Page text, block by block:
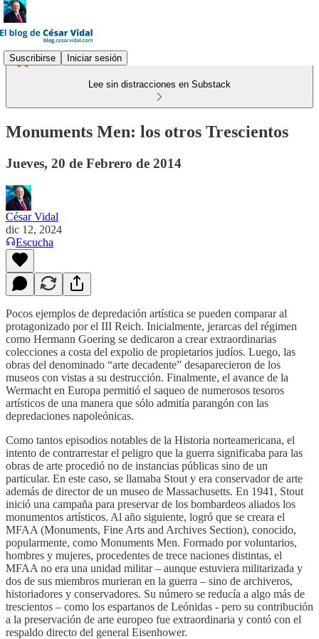
Suscribirse Iniciar sesión
Lee sin distracciones en Substack
Monuments Men: los otros Trescientos
Jueves, 20 de Febrero de 2014
César Vidal
dic 12, 2024
Escucha
Pocos ejemplos de depredación artística se pueden comparar al
protagonizado por el III Reich. Inicialmente, jerarcas del régimen
como Hermann Goering se dedicaron a crear extraordinarias
colecciones a costa del expolio de propietarios judíos. Luego, las
obras del denominado “arte decadente” desaparecieron de los
museos con vistas a su destrucción. Finalmente, el avance de la
Wermacht en Europa permitió el saqueo de numerosos tesoros
artísticos de una manera que sólo admitía parangón con las
depredaciones napoleónicas.
Como tantos episodios notables de la Historia norteamericana, el
intento de contrarrestar el peligro que la guerra significaba para las
obras de arte procedió no de instancias públicas sino de un
particular. En este caso, se llamaba Stout y era conservador de arte
además de director de un museo de Massachusetts. En 1941, Stout
inició una campaña para preservar de los bombardeos aliados los
monumentos artísticos. Al año siguiente, logró que se creara el
MFAA (Monuments, Fine Arts and Archives Section), conocido,
popularmente, como Monuments Men. Formado por voluntarios,
hombres y mujeres, procedentes de trece naciones distintas, el
MFAA no era una unidad militar – aunque estuviera militarizada y
dos de sus miembros murieran en la guerra – sino de archiveros,
historiadores y conservadores. Su número se reducía a algo más de
trescientos – como los espartanos de Leónidas - pero su contribución
a la preservación de arte europeo fue extraordinaria y contó con el
respaldo directo del general Eisenhower.